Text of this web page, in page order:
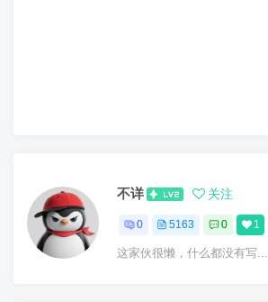
不详 关注
0 5163 0 1
这家伙很懒，什么都没有写...